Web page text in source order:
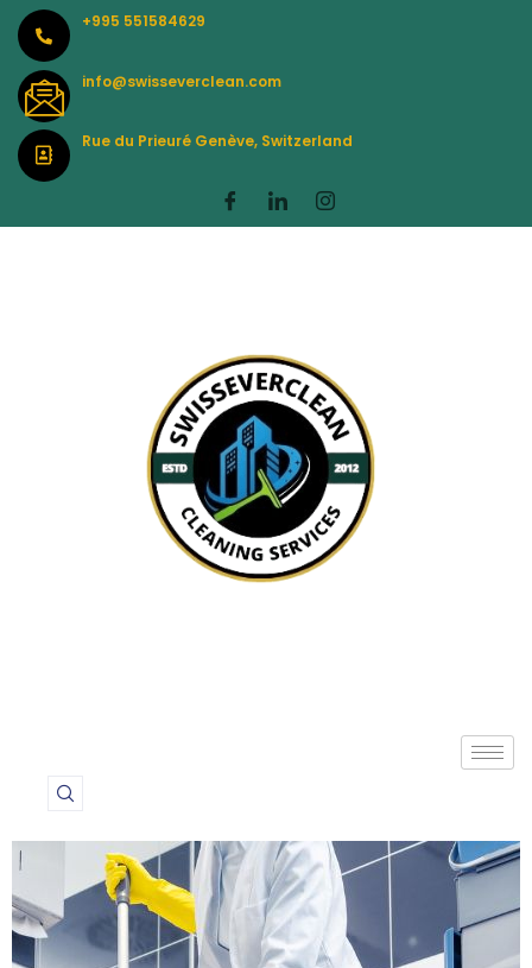
Skip
content
+995 551584629
info@swisseverclean.com
Rue du Prieuré Genève, Switzerland